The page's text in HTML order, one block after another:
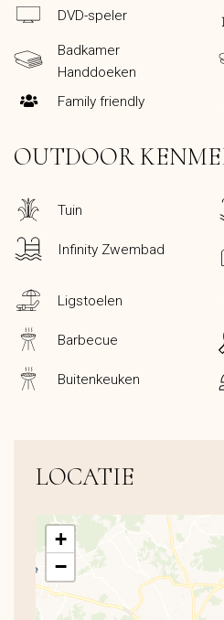
DVD-speler
Badkamer
Handdoeken
Family friendly
OUTDOOR
Tuin
Infinity Zwembad
Ligstoelen
Barbecue
Buitenkeuken
LOCATIE
+
−